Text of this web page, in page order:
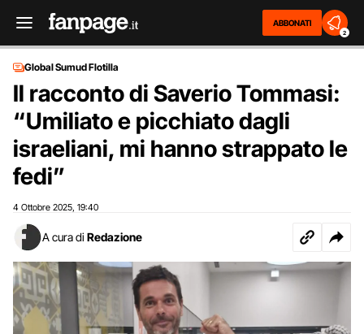
ABBONATI
2
Global Sumud Flotilla
Il racconto di Saverio Tommasi:
“Umiliato e picchiato dagli
israeliani, mi hanno strappato le
fedi”
4 Ottobre 2025 19:40
A cura di Redazione